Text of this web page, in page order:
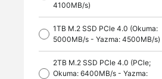
4100MB/s)
1TB M.2 SSD PCle 4.0 (Okuma:
5000MB/s - Yazma: 4500MB/s)
2TB M.2 SSD PCle 4.0 (PCle;
Okuma: 6400MB/s - Yazma: